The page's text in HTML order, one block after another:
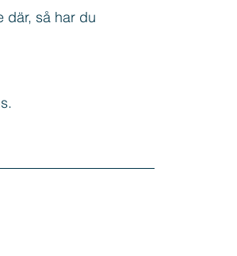
där, så har du